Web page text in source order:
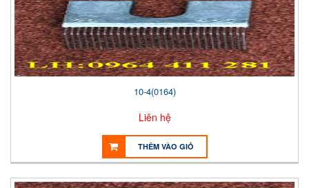
10-4(0164)
Liên hệ
THÊM VÀO GIỎ